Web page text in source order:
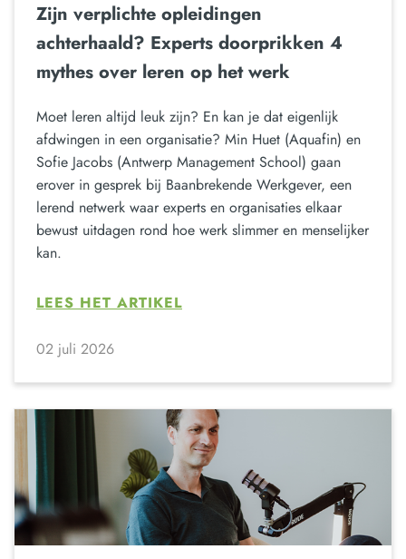
Zijn verplichte opleidingen
achterhaald? Experts doorprikken 4
mythes over leren op het werk
Moet leren altijd leuk zijn? En kan je dat eigenlijk
afdwingen in een organisatie? Min Huet (Aquafin) en
Sofie Jacobs (Antwerp Management School) gaan
erover in gesprek bij Baanbrekende Werkgever, een
lerend netwerk waar experts en organisaties elkaar
bewust uitdagen rond hoe werk slimmer en menselijker
kan.
LEES HET ARTIKEL
02 juli 2026